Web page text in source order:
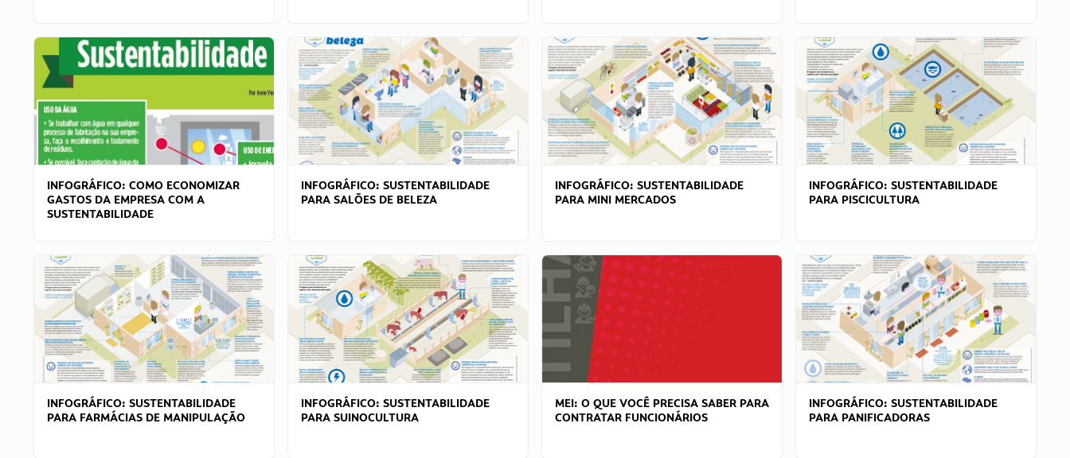
INFOGRÁFICO: COMO ECONOMIZAR
GASTOS DA EMPRESA COM A
SUSTENTABILIDADE
INFOGRÁFICO: SUSTENTABILIDADE
PARA SALÕES DE BELEZA
INFOGRÁFICO: SUSTENTABILIDADE
PARA MINI MERCADOS
INFOGRÁFICO: SUSTENTABILIDADE
PARA PISCICULTURA
INFOGRÁFICO: SUSTENTABILIDADE
PARA FARMÁCIAS DE MANIPULAÇÃO
INFOGRÁFICO: SUSTENTABILIDADE
PARA SUINOCULTURA
MEI: O QUE VOCÊ PRECISA SABER PARA
CONTRATAR FUNCIONÁRIOS
INFOGRÁFICO: SUSTENTABILIDADE
PARA PANIFICADORAS